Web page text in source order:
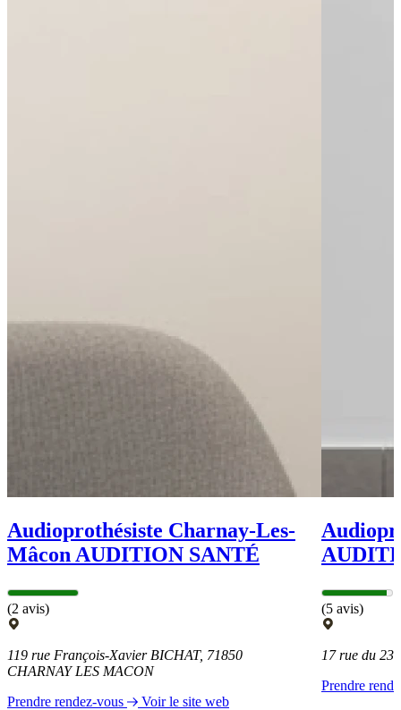
Audioprothésiste Charnay-Les-
Mâcon AUDITION SANTÉ
(2 avis)
119 rue François-Xavier BICHAT, 71850
CHARNAY LES MACON
Prendre rendez-vous
Voir le site web
(5 avis)
17 rue du 23
Prendre